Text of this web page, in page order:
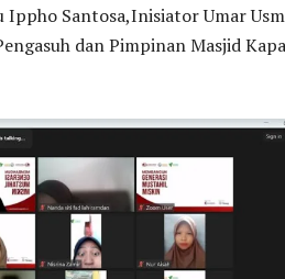
Santosa,Inisiator Umar
dan Pimpinan Masjid